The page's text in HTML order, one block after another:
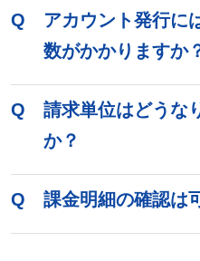
Q
アカウント発行に
数がかかりますか
Q
請求単位はどうな
か？
Q 課金明細の確認は